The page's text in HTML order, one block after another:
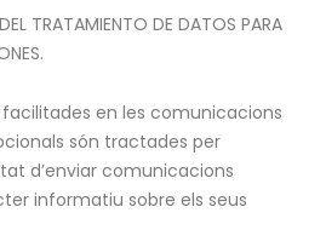
TRATAMIENTO DE DATOS PARA
en les comunicacions
són tractades per
d’enviar comunicacions
informatiu sobre els seus